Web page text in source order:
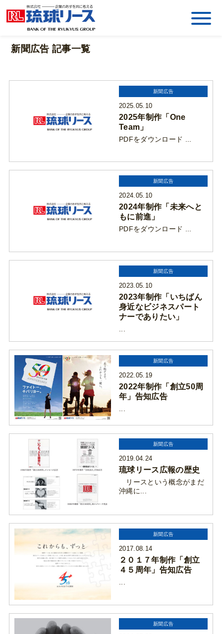
新聞広告 記事一覧
新聞広告
2025.05.10
2025年制作「One
Team」
PDFをダウンロード ...
新聞広告
2024.05.10
2024年制作「未来へと
もに前進」
PDFをダウンロード ...
新聞広告
2023.05.10
2023年制作「いちばん
身近なビジネスパート
ナーでありたい」
新聞広告
2022.05.19
2022年制作「創立50周
年」告知広告
新聞広告
2019.04.24
琉球リース広報の歴史
リースという概念がまだ
沖縄に...
新聞広告
2017.08.14
２０１７年制作「創立
４５周年」告知広告
新聞広告